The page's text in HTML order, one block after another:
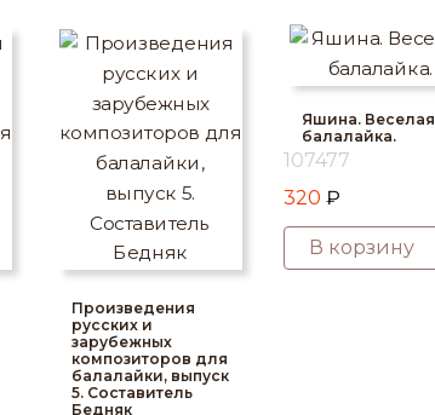
Произведения
русских и
зарубежных
композиторов для
балалайки, выпуск
5. Составитель
Бедняк
Яшина. Веселая
балалайка.
107477
320 ₽
В корзину